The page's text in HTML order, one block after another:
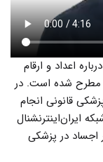
اعداد و ارقام
کشتار ۱۹ و ۲۰ دی ماه مطرح شده است. در
قانونی انجام
ایران‌اینترنشنال
اجساد در پزشکی